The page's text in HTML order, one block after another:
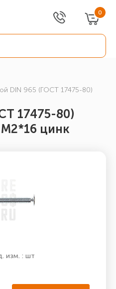
0
DIN 965 (ГОСТ 17475-80)
17475-80)
М2*16 цинк
изм. : шт